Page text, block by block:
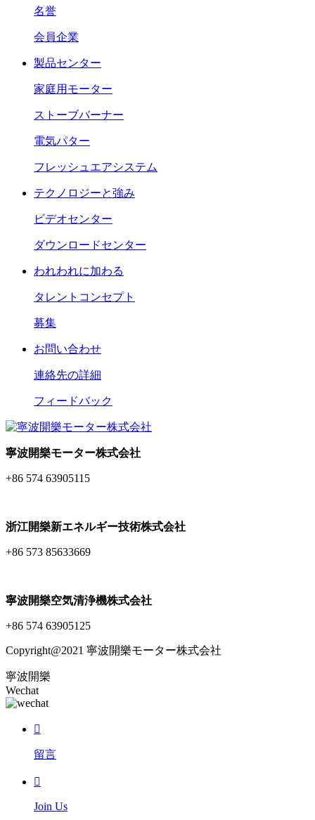
名誉
会員企業
製品センター
家庭用モーター
ストーブバーナー
電気パター
フレッシュエアシステム
テクノロジーと強み
ビデオセンター
ダウンロードセンター
われわれに加わる
タレントコンセプト
募集
お問い合わせ
連絡先の詳細
フィードバック
寧波開樂モーター株式会社
+86 574 63905115
浙江開樂新エネルギー技術株式会社
+86 573 85633669
寧波開樂空気清浄機株式会社
+86 574 63905125
Copyright@2021 寧波開樂モーター株式会社
寧波開樂
Wechat

留言

Join Us